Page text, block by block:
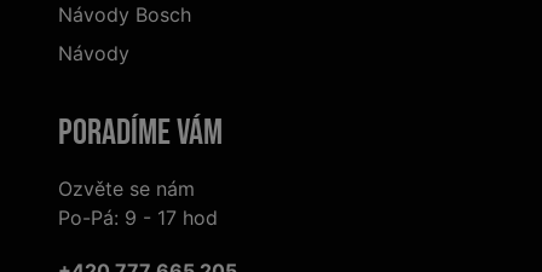
Návody Bosch
Návody
Poradíme Vám
Ozvěte se nám
Po-Pá: 9 - 17 hod